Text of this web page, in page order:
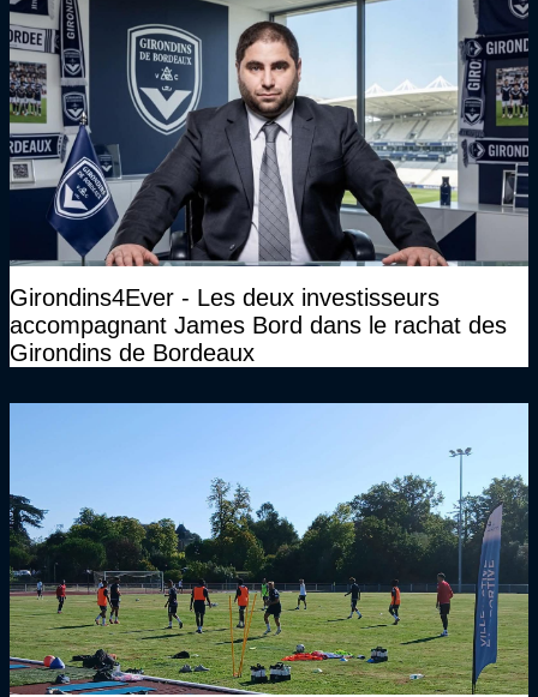
Girondins4Ever - Les deux investisseurs
accompagnant James Bord dans le rachat des
Girondins de Bordeaux